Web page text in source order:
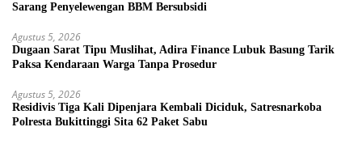
Sarang Penyelewengan BBM Bersubsidi
Agustus 5, 2026
Dugaan Sarat Tipu Muslihat, Adira Finance Lubuk Basung Tarik
Paksa Kendaraan Warga Tanpa Prosedur
Agustus 5, 2026
Residivis Tiga Kali Dipenjara Kembali Diciduk, Satresnarkoba
Polresta Bukittinggi Sita 62 Paket Sabu